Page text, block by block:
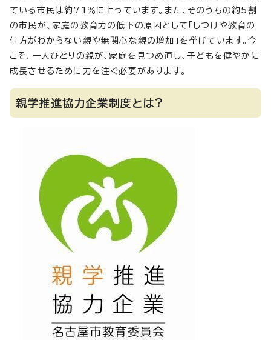
ている市民は約71％に上っています。また、そのうちの約5割
の市民が、家庭の教育力の低下の原因として「しつけや教育の
仕方がわからない親や無関心な親の増加」を挙げています。今
こそ、一人ひとりの親が、家庭を見つめ直し、子どもを健やかに
成長させるために力を注ぐ必要があります。
親学推進協力企業制度とは?